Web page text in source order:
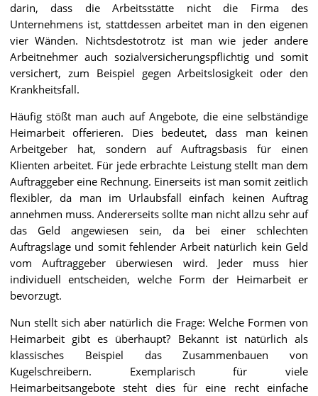
darin, dass die Arbeitsstätte nicht die Firma des
Unternehmens ist, stattdessen arbeitet man in den eigenen
vier Wänden. Nichtsdestotrotz ist man wie jeder andere
Arbeitnehmer auch sozialversicherungspflichtig und somit
versichert, zum Beispiel gegen Arbeitslosigkeit oder den
Krankheitsfall.
Häufig stößt man auch auf Angebote, die eine selbständige
Heimarbeit offerieren. Dies bedeutet, dass man keinen
Arbeitgeber hat, sondern auf Auftragsbasis für einen
Klienten arbeitet. Für jede erbrachte Leistung stellt man dem
Auftraggeber eine Rechnung. Einerseits ist man somit zeitlich
flexibler, da man im Urlaubsfall einfach keinen Auftrag
annehmen muss. Andererseits sollte man nicht allzu sehr auf
das Geld angewiesen sein, da bei einer schlechten
Auftragslage und somit fehlender Arbeit natürlich kein Geld
vom Auftraggeber überwiesen wird. Jeder muss hier
individuell entscheiden, welche Form der Heimarbeit er
bevorzugt.
Nun stellt sich aber natürlich die Frage: Welche Formen von
Heimarbeit gibt es überhaupt? Bekannt ist natürlich als
klassisches Beispiel das Zusammenbauen von
Kugelschreibern. Exemplarisch für viele
Heimarbeitsangebote steht dies für eine recht einfache